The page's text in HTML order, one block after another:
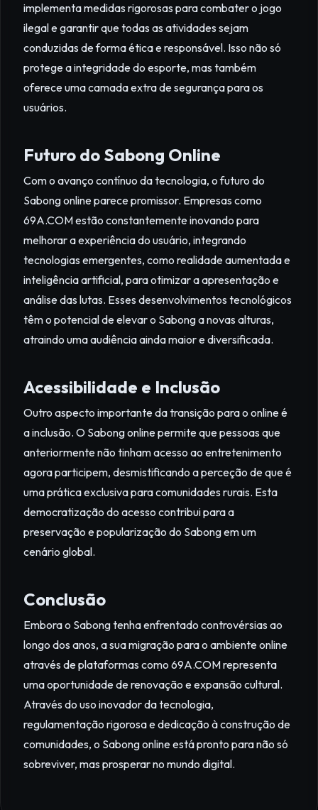
implementa medidas rigorosas para combater o jogo
ilegal e garantir que todas as atividades sejam
conduzidas de forma ética e responsável. Isso não só
protege a integridade do esporte, mas também
oferece uma camada extra de segurança para os
usuários.
Futuro do Sabong Online
Com o avanço contínuo da tecnologia, o futuro do
Sabong online parece promissor. Empresas como
69A.COM estão constantemente inovando para
melhorar a experiência do usuário, integrando
tecnologias emergentes, como realidade aumentada e
inteligência artificial, para otimizar a apresentação e
análise das lutas. Esses desenvolvimentos tecnológicos
têm o potencial de elevar o Sabong a novas alturas,
atraindo uma audiência ainda maior e diversificada.
Acessibilidade e Inclusão
Outro aspecto importante da transição para o online é
a inclusão. O Sabong online permite que pessoas que
anteriormente não tinham acesso ao entretenimento
agora participem, desmistificando a perceção de que é
uma prática exclusiva para comunidades rurais. Esta
democratização do acesso contribui para a
preservação e popularização do Sabong em um
cenário global.
Conclusão
Embora o Sabong tenha enfrentado controvérsias ao
longo dos anos, a sua migração para o ambiente online
através de plataformas como 69A.COM representa
uma oportunidade de renovação e expansão cultural.
Através do uso inovador da tecnologia,
regulamentação rigorosa e dedicação à construção de
comunidades, o Sabong online está pronto para não só
sobreviver, mas prosperar no mundo digital.